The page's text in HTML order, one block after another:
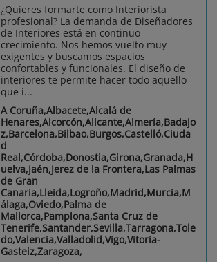
¿Quieres formarte como Interiorista
profesional? La demanda de Diseñadores
de Interiores está en continuo
crecimiento. Nos hemos vuelto muy
exigentes y buscamos espacios
confortables y funcionales. El diseño de
interiores te permite hacer todo aquello
que i...
A Coruña,Albacete,Alcalá de
Henares,Alcorcón,Alicante,Almería,Badajo
z,Barcelona,Bilbao,Burgos,Castelló,Ciuda
d
Real,Córdoba,Donostia,Girona,Granada,H
uelva,Jaén,Jerez de la Frontera,Las Palmas
de Gran
Canaria,Lleida,Logroño,Madrid,Murcia,M
álaga,Oviedo,Palma de
Mallorca,Pamplona,Santa Cruz de
Tenerife,Santander,Sevilla,Tarragona,Tole
do,Valencia,Valladolid,Vigo,Vitoria-
Gasteiz,Zaragoza,